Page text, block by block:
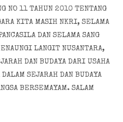
NO 11 TAHUN 2010 TENTANG
KITA MASIH NKRI, SELAMA
DAN SELAMA SANG
LANGIT NUSANTARA,
DAN BUDAYA DARI USAHA
SEJARAH DAN BUDAYA
BERSEMAYAM. SALAM